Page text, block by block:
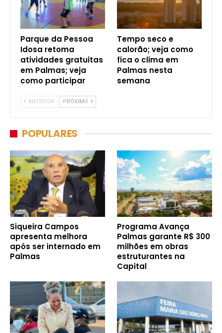
Parque da Pessoa
Idosa retoma
atividades gratuitas
em Palmas; veja
como participar
Tempo seco e
calorão; veja como
fica o clima em
Palmas nesta
semana
ANTERIOR PRÓXIMO
POPULARES
Siqueira Campos
apresenta melhora
após ser internado em
Palmas
Programa Avança
Palmas garante R$ 300
milhões em obras
estruturantes na
Capital